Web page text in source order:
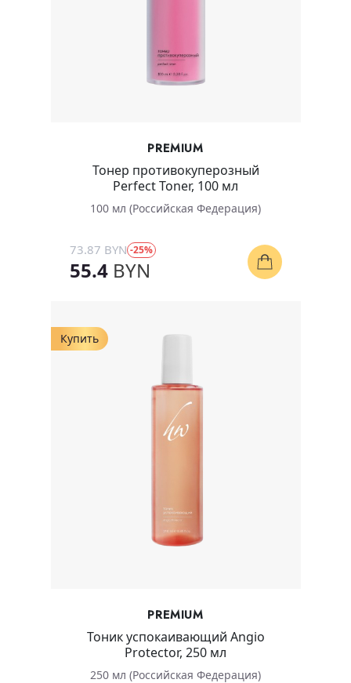
PREMIUM
Тонер противокуперозный
Perfect Toner, 100 мл
100 мл (Российская Федерация)
73.87 BYN -25%
55.4 BYN
Купить
PREMIUM
Тоник успокаивающий Angio
Protector, 250 мл
250 мл (Российская Федерация)